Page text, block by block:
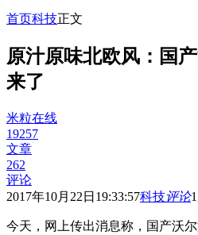
首页科技正文
原汁原味北欧风：国
来了
米粒在线
19257
文章
262
评论
2017年10月22日19:33:57科技评论
今天，网上传出消息称，国产沃